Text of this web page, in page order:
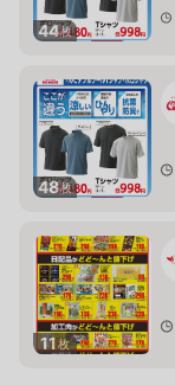
44枚
48枚
11枚